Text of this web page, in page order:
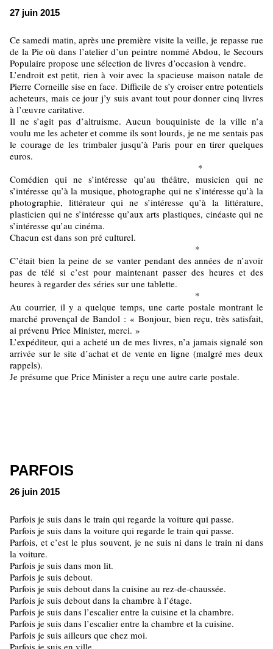
27 juin 2015
Ce samedi matin, après une première visite la veille, je repasse rue
de la Pie où dans l’atelier d’un peintre nommé Abdou, le Secours
Populaire propose une sélection de livres d’occasion à vendre.
L’endroit est petit, rien à voir avec la spacieuse maison natale de
Pierre Corneille sise en face. Difficile de s’y croiser entre potentiels
acheteurs, mais ce jour j’y suis avant tout pour donner cinq livres
à l’œuvre caritative.
Il ne s’agit pas d’altruisme. Aucun bouquiniste de la ville n’a
voulu me les acheter et comme ils sont lourds, je ne me sentais pas
le courage de les trimbaler jusqu’à Paris pour en tirer quelques
euros.
*
Comédien qui ne s’intéresse qu’au théâtre, musicien qui ne
s’intéresse qu’à la musique, photographe qui ne s’intéresse qu’à la
photographie, littérateur qui ne s’intéresse qu’à la littérature,
plasticien qui ne s’intéresse qu’aux arts plastiques, cinéaste qui ne
s’intéresse qu’au cinéma.
Chacun est dans son pré culturel.
*
C’était bien la peine de se vanter pendant des années de n’avoir
pas de télé si c’est pour maintenant passer des heures et des
heures à regarder des séries sur une tablette.
*
Au courrier, il y a quelque temps, une carte postale montrant le
marché provençal de Bandol : « Bonjour, bien reçu, très satisfait,
ai prévenu Price Minister, merci. »
L’expéditeur, qui a acheté un de mes livres, n’a jamais signalé son
arrivée sur le site d’achat et de vente en ligne (malgré mes deux
rappels).
Je présume que Price Minister a reçu une autre carte postale.
PARFOIS
26 juin 2015
Parfois je suis dans le train qui regarde la voiture qui passe.
Parfois je suis dans la voiture qui regarde le train qui passe.
Parfois, et c’est le plus souvent, je ne suis ni dans le train ni dans
la voiture.
Parfois je suis dans mon lit.
Parfois je suis debout.
Parfois je suis debout dans la cuisine au rez-de-chaussée.
Parfois je suis debout dans la chambre à l’étage.
Parfois je suis dans l’escalier entre la cuisine et la chambre.
Parfois je suis dans l’escalier entre la chambre et la cuisine.
Parfois je suis ailleurs que chez moi.
Parfois je suis en ville.